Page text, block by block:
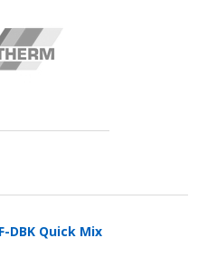
DBK Quick Mix